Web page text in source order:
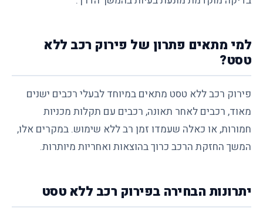
למי מתאים פתרון של פירוק רכב ללא
טסט?
פירוק רכב ללא טסט מתאים במיוחד לבעלי רכבים ישנים
מאוד, רכבים לאחר תאונה, רכבים עם תקלות מכניות
חמורות, או כאלה שעמדו זמן רב ללא שימוש. במקרים אלו,
המשך החזקת הרכב כרוך בהוצאות ואחריות מיותרות.
יתרונות הבחירה בפירוק רכב ללא טסט